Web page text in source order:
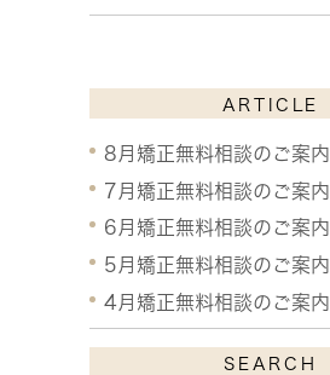
ARTICLE
8月矯正無料相談のご案内
7月矯正無料相談のご案内
6月矯正無料相談のご案内
5月矯正無料相談のご案内
4月矯正無料相談のご案内
SEARCH